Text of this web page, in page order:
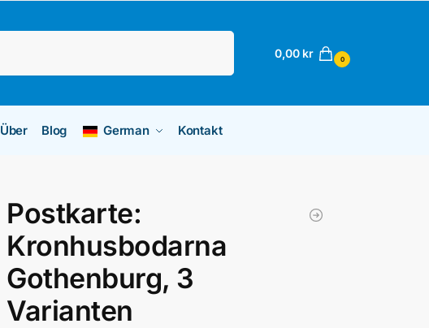
0,00 kr 0
Über Blog German Kontakt
Postkarte:
Kronhusbodarna
Gothenburg, 3
Varianten